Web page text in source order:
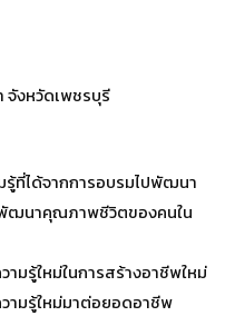
จังหวัดเพชรบุรี
รู้ที่ได้จากการอบรมไปพัฒนา
ฒนาคุณภาพชีวิตของคนใน
ามรู้ใหม่ในการสร้างอาชีพใหม่
ามรู้ใหม่มาต่อยอดอาชีพ